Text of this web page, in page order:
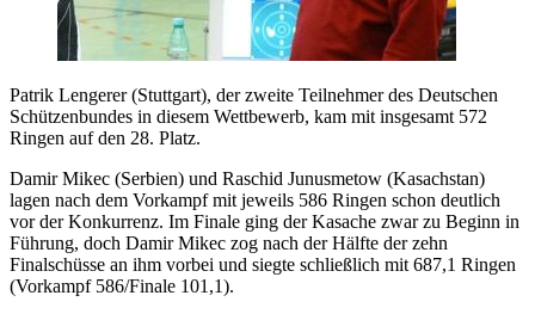
Patrik Lengerer (Stuttgart), der zweite Teilnehmer des Deutschen
Schützenbundes in diesem Wettbewerb, kam mit insgesamt 572
Ringen auf den 28. Platz.
Damir Mikec (Serbien) und Raschid Junusmetow (Kasachstan)
lagen nach dem Vorkampf mit jeweils 586 Ringen schon deutlich
vor der Konkurrenz. Im Finale ging der Kasache zwar zu Beginn in
Führung, doch Damir Mikec zog nach der Hälfte der zehn
Finalschüsse an ihm vorbei und siegte schließlich mit 687,1 Ringen
(Vorkampf 586/Finale 101,1).